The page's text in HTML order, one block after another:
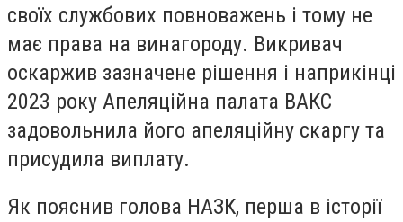
своїх службових повноважень і тому не
має права на винагороду. Викривач
оскаржив зазначене рішення і наприкінці
2023 року Апеляційна палата ВАКС
задовольнила його апеляційну скаргу та
присудила виплату.
Як пояснив голова НАЗК, перша в історії